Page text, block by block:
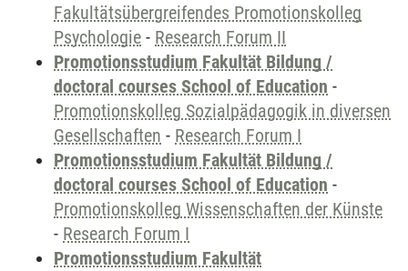
Fakultätsübergreifendes Promotionskolleg
Psychologie - Research Forum II
Promotionsstudium Fakultät Bildung /
doctoral courses School of Education -
Promotionskolleg Sozialpädagogik in diversen
Gesellschaften - Research Forum I
Promotionsstudium Fakultät Bildung /
doctoral courses School of Education -
Promotionskolleg Wissenschaften der Künste
- Research Forum I
Promotionsstudium Fakultät